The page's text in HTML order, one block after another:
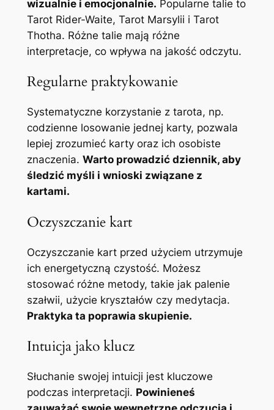
wizualnie i emocjonalnie. Popularne talie to
Tarot Rider-Waite, Tarot Marsylii i Tarot
Thotha. Różne talie mają różne
interpretacje, co wpływa na jakość odczytu.
Regularne praktykowanie
Systematyczne korzystanie z tarota, np.
codzienne losowanie jednej karty, pozwala
lepiej zrozumieć karty oraz ich osobiste
znaczenia. Warto prowadzić dziennik, aby
śledzić myśli i wnioski związane z
kartami.
Oczyszczanie kart
Oczyszczanie kart przed użyciem utrzymuje
ich energetyczną czystość. Możesz
stosować różne metody, takie jak palenie
szałwii, użycie kryształów czy medytacja.
Praktyka ta poprawia skupienie.
Intuicja jako klucz
Słuchanie swojej intuicji jest kluczowe
podczas interpretacji. Powinieneś